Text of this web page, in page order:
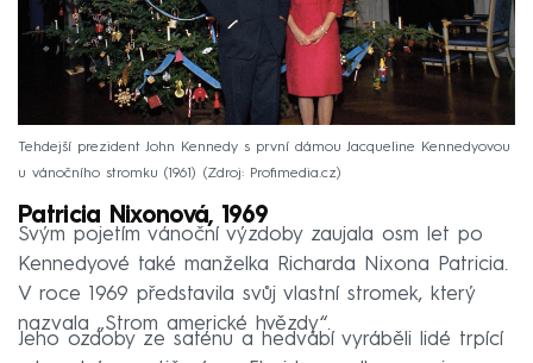
Tehdejší prezident John Kennedy s první dámou Jacqueline Kennedyovou
u vánočního stromku (1961)
Zdroj: Profimedia.cz
Patricia Nixonová, 1969
Svým pojetím vánoční výzdoby zaujala osm let po
Kennedyové také manželka Richarda Nixona Patricia.
V roce 1969 představila svůj vlastní stromek, který
nazvala „Strom americké hvězdy“.
Jeho ozdoby ze saténu a hedvábí vyráběli lidé trpící